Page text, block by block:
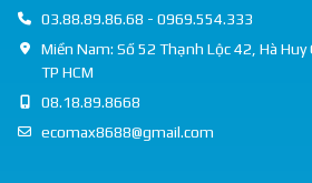
03.88.89.86.68 - 0969.554.333
Miền Nam: Số 52 Thạnh Lộc 42, Hà Huy
TP HCM
08.18.89.8668
ecomax8688@gmail.com